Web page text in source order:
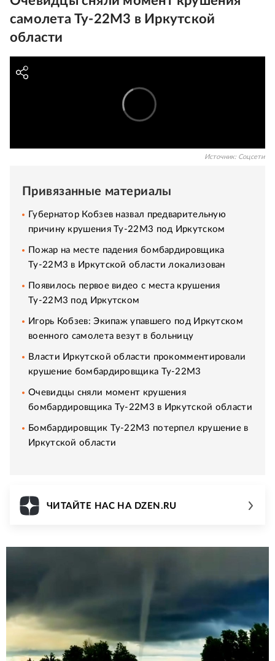
самолета Ту-22М3 в Иркутской
области
Источник: Соцсети
Привязанные материалы
Губернатор Кобзев назвал предварительную
причину крушения Ту-22М3 под Иркутском
Пожар на месте падения бомбардировщика
Ту-22М3 в Иркутской области локализован
Появилось первое видео с места крушения
Ту-22М3 под Иркутском
Игорь Кобзев: Экипаж упавшего под Иркутском
военного самолета везут в больницу
Власти Иркутской области прокомментировали
крушение бомбардировщика Ту-22М3
Очевидцы сняли момент крушения
бомбардировщика Ту-22М3 в Иркутской области
Бомбардировщик Ту-22М3 потерпел крушение в
Иркутской области
ЧИТАЙТЕ НАС НА DZEN.RU